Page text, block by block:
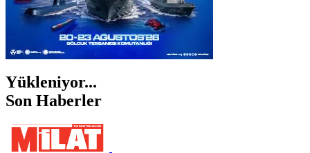
Yükleniyor...
Son Haberler